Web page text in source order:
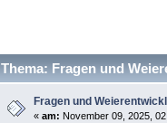
Thema: Fragen und
Fragen und
« am: November 09, 2025,